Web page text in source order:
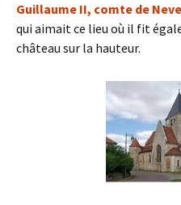
Guillaume II, comte de
qui aimait ce lieu où il fit
château sur la hauteur.